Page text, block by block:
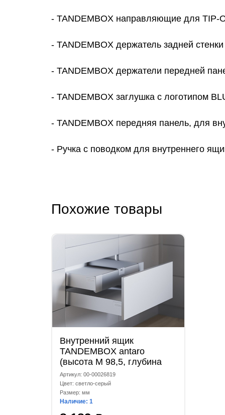
- TANDEMBOX направляющие для TIP-
- TANDEMBOX держатель задней
- TANDEMBOX держатели передней
- TANDEMBOX заглушка с логотипом
- TANDEMBOX передняя панель, для
- Ручка с поводком для внутреннего
Похожие товары
Внутренний ящик
TANDEMBOX antaro
(высота М 98,5, глубина
500 мм) с доводчиком
светло-серый
Артикул: 00-00026819
Цвет: светло-серый
Размер: мм
Наличие: 1